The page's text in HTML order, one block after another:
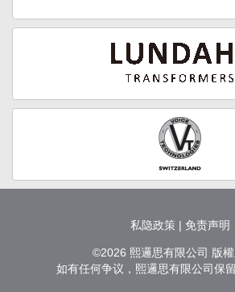
私隐政策 | 免责声明
©2026 熙邏思有限公司 版權
如有任何争议，熙邏思有限公司保